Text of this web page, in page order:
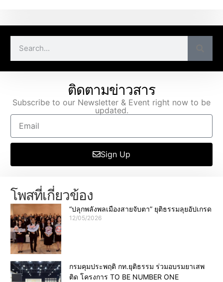
ติดตามข่าวสาร
Subscribe to our Newsletter & Event right now to be
updated.
Sign Up
โพสที่เกี่ยวข้อง
“ปลุกพลังพลเมืองสายจับตา” ยุติธรรมลุยอัปเกรด
12/05/2026
กรมคุมประพฤติ กท.ยุติธรรม ร่วมอบรมยาเสพ
ติด โครงการ TO BE NUMBER ONE